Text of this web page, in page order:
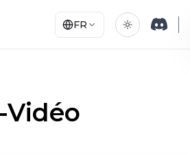
FR
Vidéo